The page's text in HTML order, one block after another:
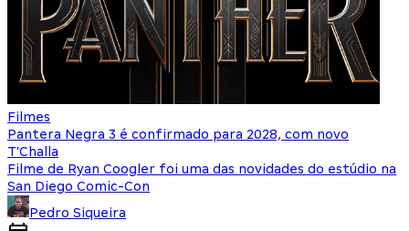
Filmes
Pantera Negra 3 é confirmado para 2028, com novo
T'Challa
Filme de Ryan Coogler foi uma das novidades do estúdio na
San Diego Comic-Con
Pedro Siqueira